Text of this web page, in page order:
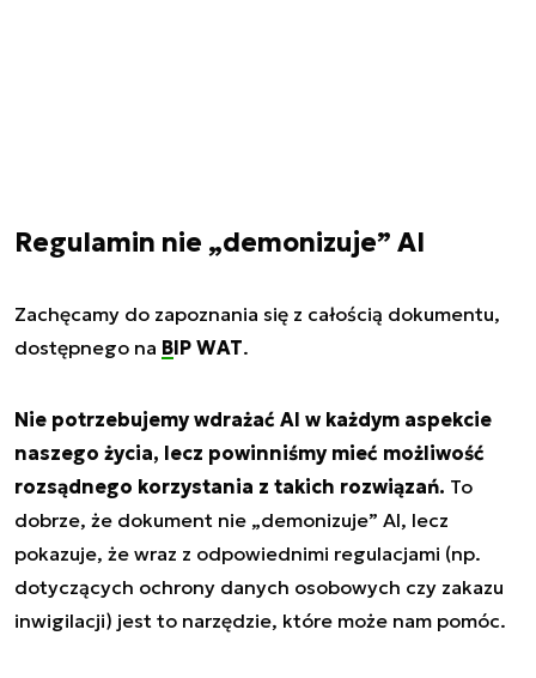
Regulamin nie „demonizuje” AI
Zachęcamy do zapoznania się z całością dokumentu,
dostępnego na BIP WAT.
Nie potrzebujemy wdrażać AI w każdym aspekcie
naszego życia, lecz powinniśmy mieć możliwość
rozsądnego korzystania z takich rozwiązań. To
dobrze, że dokument nie „demonizuje” AI, lecz
pokazuje, że wraz z odpowiednimi regulacjami (np.
dotyczących ochrony danych osobowych czy zakazu
inwigilacji) jest to narzędzie, które może nam pomóc.